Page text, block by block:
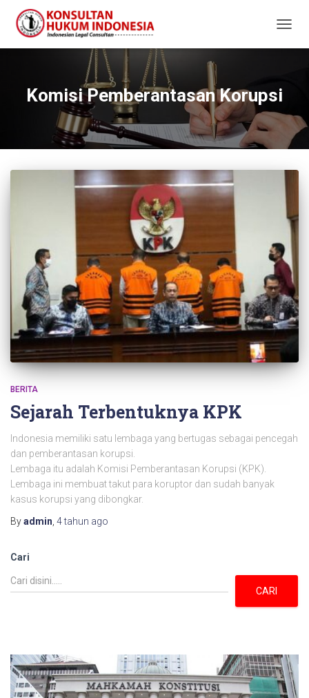
Komisi Pemberantasan Korupsi
BERITA
Sejarah Terbentuknya KPK
Indonesia memiliki satu lembaga yang bertugas sebagai pencegah
dan pemberantasan korupsi.
Lembaga itu adalah Komisi Pemberantasan Korupsi (KPK).
Lembaga ini membuat takut para koruptor dan sudah banyak
kasus korupsi yang dibongkar.
Byadmin 4 tahun ago
Cari
CARI